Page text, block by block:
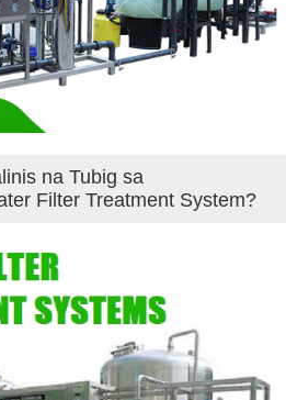
na Tubig sa
Filter Treatment System?